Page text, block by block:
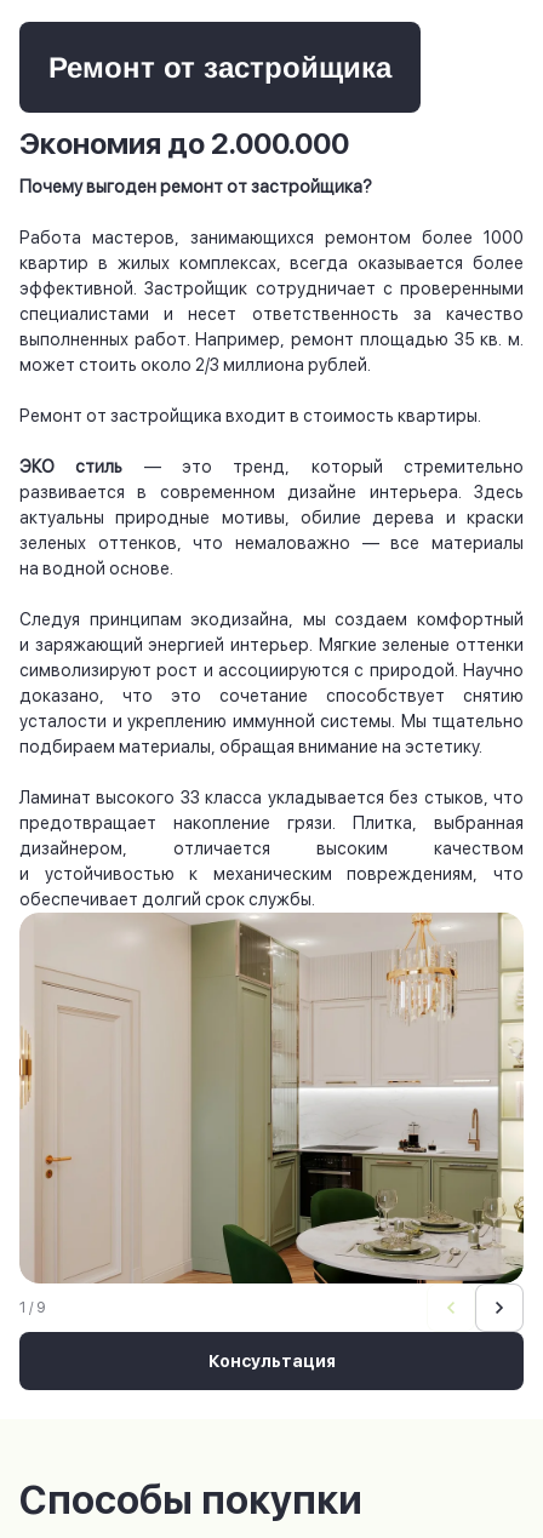
Ремонт от застройщика
Экономия до 2.000.000
Почему выгоден ремонт от застройщика?
Работа мастеров, занимающихся ремонтом более 1000
квартир в жилых комплексах, всегда оказывается более
эффективной. Застройщик сотрудничает с проверенными
специалистами и несет ответственность за качество
выполненных работ. Например, ремонт площадью 35 кв. м.
может стоить около 2/3 миллиона рублей.
Ремонт от застройщика входит в стоимость квартиры.
ЭКО стиль — это тренд, который стремительно
развивается в современном дизайне интерьера. Здесь
актуальны природные мотивы, обилие дерева и краски
зеленых оттенков, что немаловажно — все материалы
на водной основе.
Следуя принципам экодизайна, мы создаем комфортный
и заряжающий энергией интерьер. Мягкие зеленые оттенки
символизируют рост и ассоциируются с природой. Научно
доказано, что это сочетание способствует снятию
усталости и укреплению иммунной системы. Мы тщательно
подбираем материалы, обращая внимание на эстетику.
Ламинат высокого 33 класса укладывается без стыков, что
предотвращает накопление грязи. Плитка, выбранная
дизайнером, отличается высоким качеством
и устойчивостью к механическим повреждениям, что
обеспечивает долгий срок службы.
Консультация
1 / 9
Способы покупки